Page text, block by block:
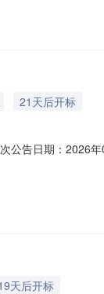
21天后开标
公告日期：2026
：山西省太原市平
天后开标